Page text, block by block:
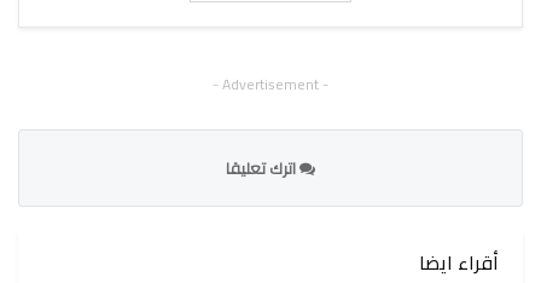
- Advertisement -
اترك تعليقا
أقراء ايضا